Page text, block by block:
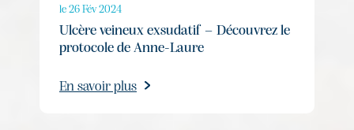
le 26 Fév 2024
Ulcère veineux exsudatif – Découvrez le
protocole de Anne-Laure
En savoir plus